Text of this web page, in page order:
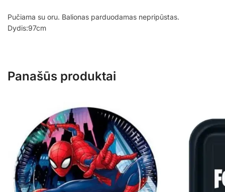
Pučiama su oru. Balionas parduodamas nepripūstas.
Dydis:97cm
Panašūs produktai